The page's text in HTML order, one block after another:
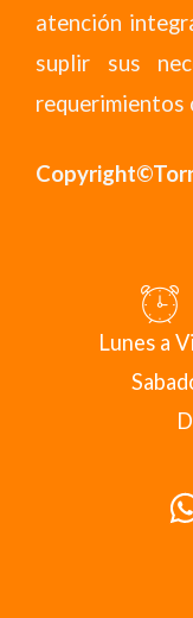
atención
suplir sus
requerimientos
Lunes a